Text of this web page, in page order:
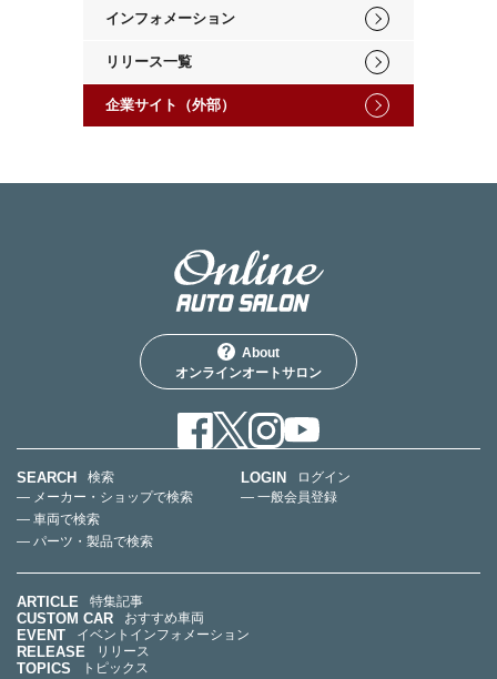
インフォメーション
リリース一覧
企業サイト（外部）
About
オンラインオートサロン
SEARCH
検索
— メーカー・ショップで検索
— 車両で検索
— パーツ・製品で検索
LOGIN
ログイン
— 一般会員登録
ARTICLE 特集記事
CUSTOM CAR おすすめ車両
EVENT イベントインフォメーション
RELEASE リリース
TOPICS トピックス